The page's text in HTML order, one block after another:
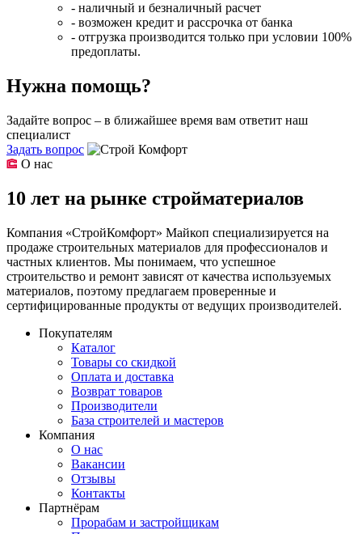
- наличный и безналичный расчет
- возможен кредит и рассрочка от банка
- отгрузка производится только при условии 100%
предоплаты.
Нужна помощь?
Задайте вопрос – в ближайшее время вам ответит наш
специалист
Задать вопрос
О нас
10 лет на рынке стройматериалов
Компания «СтройКомфорт» Майкоп специализируется на
продаже строительных материалов для профессионалов и
частных клиентов. Мы понимаем, что успешное
строительство и ремонт зависят от качества используемых
материалов, поэтому предлагаем проверенные и
сертифицированные продукты от ведущих производителей.
Покупателям
Каталог
Товары со скидкой
Оплата и доставка
Возврат товаров
Производители
База строителей и мастеров
Компания
О нас
Вакансии
Отзывы
Контакты
Партнёрам
Прорабам и застройщикам